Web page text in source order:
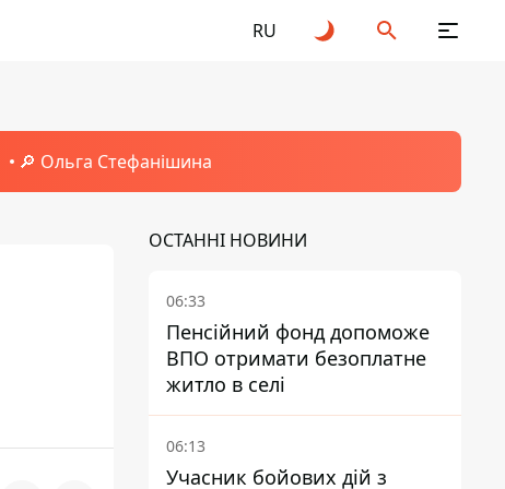
RU
🔎 Ольга Стефанішина
ОСТАННІ НОВИНИ
06:33
Пенсійний фонд допоможе
ВПО отримати безоплатне
житло в селі
06:13
Учасник бойових дій з